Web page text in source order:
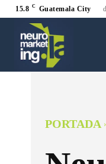
15.8 C Guatemala City
PORTADA